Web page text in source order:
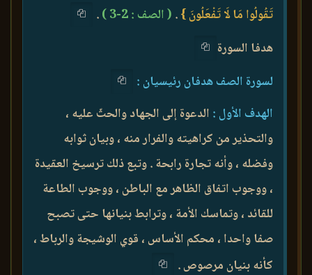
تَقُولُوا مَا لَا تَفْعَلُونَ }. ( الصف : 2-3 )
.
هدفا السورة
لسورة الصف هدفان رئيسيان :
الهدف الأول : الدعوة إلى الجهاد والحثّ عليه ،
والتحذير من كراهيته والفرار منه ، وبيان ثوابه
وفضله ، وأنه تجارة رابحة . وتبع ذلك ترسيخ العقيدة
، ووجوب اتفاق الظاهر مع الباطن ، ووجوب الطاعة
للقائد ، وتماسك الأمة ، وترابط بنيانها حتى تصبح
صفا واحدا ، محكم الأساس ، قوي الوشيجة والرباط ،
كأنه بنيان مرصوص .